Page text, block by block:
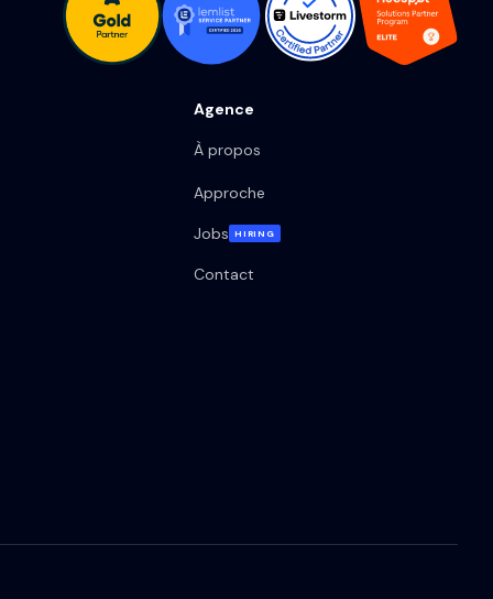
Agence
À propos
Approche
Jobs HIRING
Contact